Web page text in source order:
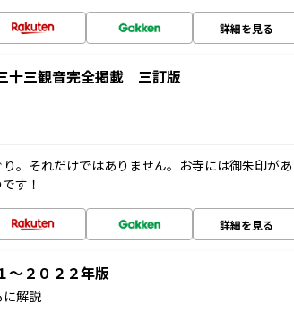
詳細を見る
三観音完全掲載 三訂版
。それだけではありません。お寺には御朱印があ
す！
詳細を見る
２０２２年版
に解説